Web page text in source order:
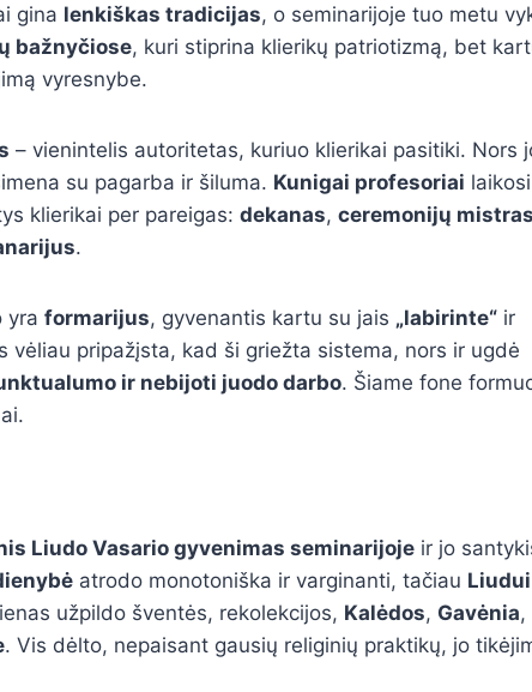
gina lenkiškas tradicijas, o seminarijoje tuo metu
bažnyčiose, kuri stiprina klierikų patriotizmą, bet
vyresnybe.
– vienintelis autoritetas, kuriuo klierikai pasitiki. Nors
su pagarba ir šiluma. Kunigai profesoriai laikosi
klierikai per pareigas: dekanas, ceremonijų mistras
.
yra formarijus, gyvenantis kartu su jais „labirinte“ ir
vėliau pripažįsta, kad ši griežta sistema, nors ir ugdė
ir nebijoti juodo darbo. Šiame fone
Liudo Vasario gyvenimas seminarijoje ir jo
atrodo monotoniška ir varginanti, tačiau Liudui
užpildo šventės, rekolekcijos, Kalėdos, Gavėnia,
. Vis dėlto, nepaisant gausių religinių praktikų, jo